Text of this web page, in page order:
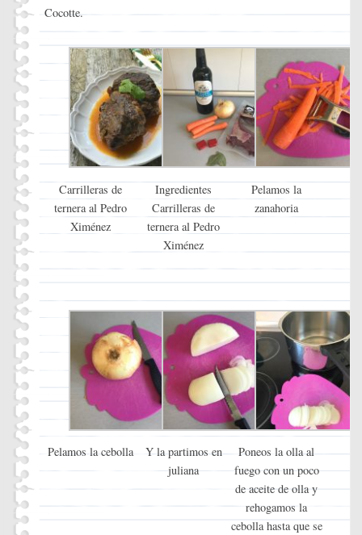
Cocotte.
Carrilleras de
ternera al Pedro
Ximénez
Ingredientes
Carrilleras de
ternera al Pedro
Ximénez
Pelamos la
zanahoria
Pelamos la cebolla
Y la partimos en
juliana
Poneos la olla al
fuego con un poco
de aceite de olla y
rehogamos la
cebolla hasta que se